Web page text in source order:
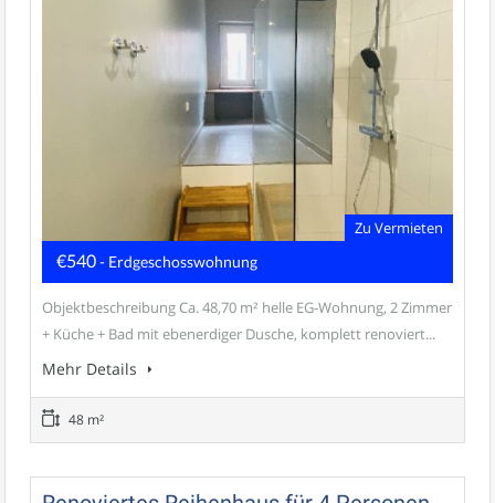
Zu Vermieten
€540- Erdgeschosswohnung
Objektbeschreibung Ca. 48,70 m² helle EG-Wohnung, 2 Zimmer
+ Küche + Bad mit ebenerdiger Dusche, komplett renoviert...
Mehr Details
48 m²